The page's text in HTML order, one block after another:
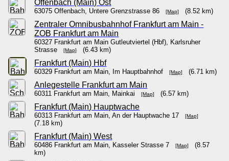
Offenbach (Main) Ost
63075 Offenbach, Untere Grenzstrasse 86[Map] (8.52 km)
Zentraler Omnibusbahnhof Frankfurt am Main -
ZOB Frankfurt am Main
60327 Frankfurt am Main Gutleutviertel (Hbf), Karlsruher
Strasse[Map] (6.43 km)
Frankfurt (Main) Hbf
60329 Frankfurt am Main, Im Hauptbahnhof[Map] (6.71 km)
Anlegestelle Frankfurt am Main
60311 Frankfurt am Main, Mainkai[Map] (6.57 km)
Frankfurt (Main) Hauptwache
60313 Frankfurt am Main, An der Hauptwache 17[Map]
(7.18 km)
Frankfurt (Main) West
60486 Frankfurt am Main, Kasseler Strasse 7[Map]
(8.57
km)